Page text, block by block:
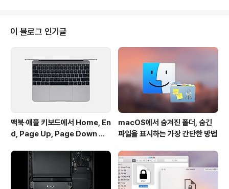
용하고 있으며 연결 포트에 있어 전환기를 맞이했음을 잘
알고 있다. 최신 기술과 주변 기기로의 편안한 사용자 이전
과 새로운 생태계의 성장 가속화를 동시에 지원하고 싶다.
연말까지 USB C형과 썬더볼트 3 주변기기, 그리고 애플
USB C형 어댑터와 케이블 가격을 일시적으로 인하한
다”고 밝힌 바 있습니..
이 블로그 인기글
맥북∙애플 키보드에서 Home, En
d, Page Up, Page Down 키
macOS에서 숨겨진 폴더, 숨긴
파일을 표시하는 가장 간단한 방법